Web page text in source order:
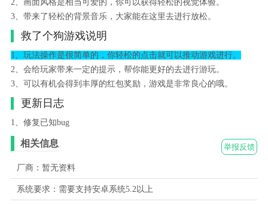
2、画面风格是相当可爱的，你可以获得轻松的视觉体验。
3、带来了轻松的背景音乐，大家能在这里去进行放松。
救了个狗游戏说明
1、玩法操作是很简单的，你轻松的点击就可以推动游戏进行。
2、会给玩家带来一定的提示，帮你能更好的去进行游玩。
3、可以有机会得到丰厚的红包奖励，游戏是非常良心的哦。
更新日志
1、修复已知bug
举报反馈
相关信息
厂商：暂无资料
系统要求：需要支持安卓系统5.2以上